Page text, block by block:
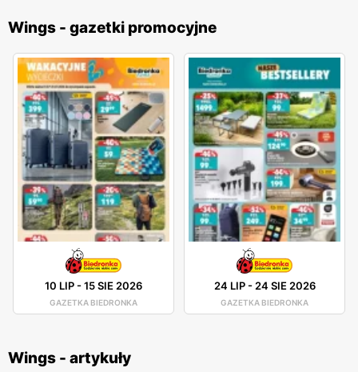
Wings - gazetki promocyjne
10 LIP-15 SIE 2026
GAZETKA BIEDRONKA
24 LIP- 24 SIE 2026
GAZETKA BIEDRONKA
Wings - artykuły